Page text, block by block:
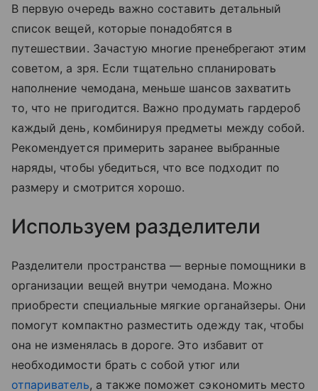
В первую очередь важно составить детальный
список вещей, которые понадобятся в
путешествии. Зачастую многие пренебрегают этим
советом, а зря. Если тщательно спланировать
наполнение чемодана, меньше шансов захватить
то, что не пригодится. Важно продумать гардероб
каждый день, комбинируя предметы между собой.
Рекомендуется примерить заранее выбранные
наряды, чтобы убедиться, что все подходит по
размеру и смотрится хорошо.
Используем разделители
Разделители пространства — верные помощники в
организации вещей внутри чемодана. Можно
приобрести специальные мягкие органайзеры. Они
помогут компактно разместить одежду так, чтобы
она не изменялась в дороге. Это избавит от
необходимости брать с собой утюг или
отпариватель, а также поможет сэкономить место